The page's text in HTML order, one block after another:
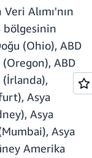
Alımı'nın
bölgesinin
(Ohio), ABD
(Oregon), ABD
(İrlanda),
Asya
Asya
Asya
Amerika